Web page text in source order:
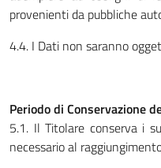
provenienti da pubbliche
4.4. I Dati non saranno
Periodo di Conservazione
5.1. Il Titolare conserva i
necessario al